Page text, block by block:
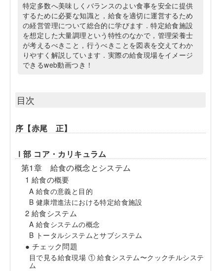
特定多数へ美味しくバランスのよい食事を安全に提供
するために必要な知識と，給食を適切に運営するため
の経営管理について総合的に学びます．特定給食施設
を想定した大量調理という特性のなかで，管理栄養士
が考えるべきこと，行うべきことを図表を交えてわか
りやすく解説しています．実際の給食現場をイメージ
できるweb動画つき！
目次
序【赤尾 正】
Ⅰ部 コア・カリキュラム
第1章 給食の概念とシステム
1 給食の概要
A 給食の意義と目的
B 健康増進法における特定給食施設
2 給食システム
A 給食システムの概念
B トータルシステムとサブシステム
● チェック問題
目で見る給食現場 ① 給食システム〜クックチルシステ
ム